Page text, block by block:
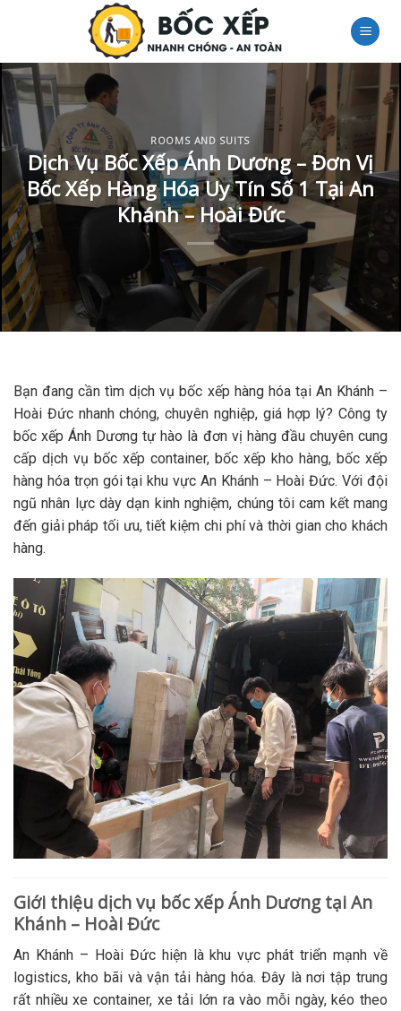
ROOMS AND SUITS
Dịch Vụ Bốc Xếp Ánh Dương – Đơn Vị
Bốc Xếp Hàng Hóa Uy Tín Số 1 Tại An
Khánh – Hoài Đức
Bạn đang cần tìm dịch vụ bốc xếp hàng hóa tại An Khánh –
Hoài Đức nhanh chóng, chuyên nghiệp, giá hợp lý? Công ty
bốc xếp Ánh Dương tự hào là đơn vị hàng đầu chuyên cung
cấp dịch vụ bốc xếp container, bốc xếp kho hàng, bốc xếp
hàng hóa trọn gói tại khu vực An Khánh – Hoài Đức. Với đội
ngũ nhân lực dày dạn kinh nghiệm, chúng tôi cam kết mang
đến giải pháp tối ưu, tiết kiệm chi phí và thời gian cho khách
hàng.
Giới thiệu dịch vụ bốc xếp Ánh Dương tại An
Khánh – Hoài Đức
An Khánh – Hoài Đức hiện là khu vực phát triển mạnh về
logistics, kho bãi và vận tải hàng hóa. Đây là nơi tập trung
rất nhiều xe container, xe tải lớn ra vào mỗi ngày, kéo theo